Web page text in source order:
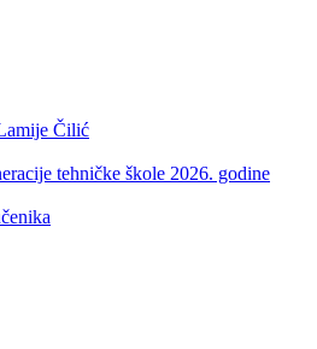
Čilić
tehničke škole 2026. godine